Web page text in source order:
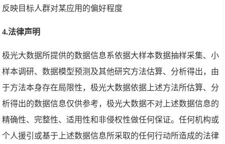
反映目标人群对某应用的偏好程度
4.法律声明
极光大数据所提供的数据信息系依据大样本数据抽样采集、小
样本调研、数据模型预测及其他研究方法估算、分析得出，由
于方法本身存在局限性，极光大数据依据上述方法所估算、分
析得出的数据信息仅供参考，极光大数据不对上述数据信息的
精确性、完整性、适用性和非侵权性做任何保证。任何机构或
个人援引或基于上述数据信息所采取的任何行动所造成的法律